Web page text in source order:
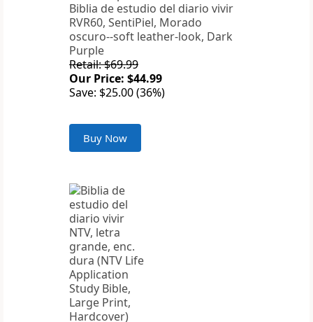
Biblia de estudio del diario vivir
RVR60, SentiPiel, Morado
oscuro--soft leather-look, Dark
Purple
Retail: $69.99
Our Price: $44.99
Save: $25.00 (36%)
Buy Now